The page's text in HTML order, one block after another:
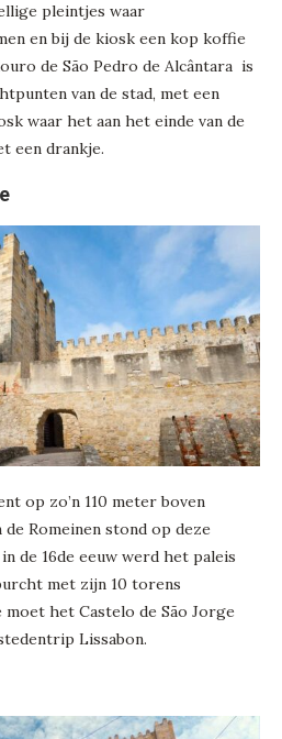
pleintjes waar
en bij de kiosk een kop koffie
de São Pedro de Alcântara is
van de stad, met een
waar het aan het einde van de
een drankje.
op zo’n 110 meter boven
Romeinen stond op deze
de 16de eeuw werd het paleis
met zijn 10 torens
moet het Castelo de São Jorge
Lissabon.